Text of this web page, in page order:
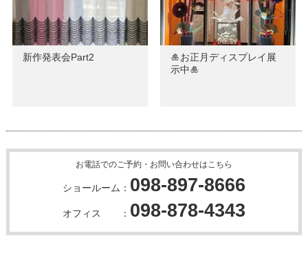
新作発表会Part2
🎍お正月ディスプレイ展
示中🎍
お電話でのご予約・お問い合わせはこちら
ショールーム： 098-897-8666
オフィス ： 098-878-4343